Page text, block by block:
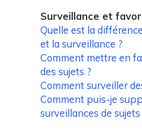
Surveillance et
Quelle est la
et la surveillance ?
Comment mettre en
des sujets ?
Comment surveiller
Comment puis-je
surveillances de sujets